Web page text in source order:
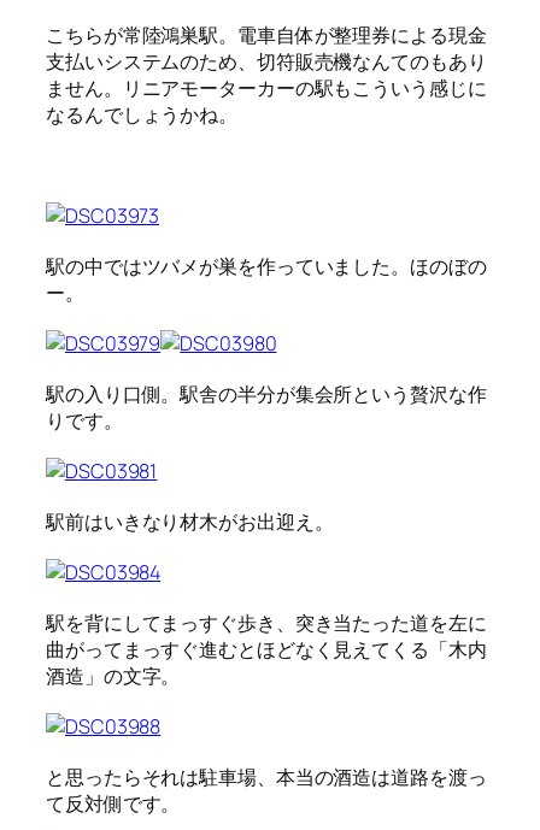
こちらが常陸鴻巣駅。電車自体が整理券による現金
支払いシステムのため、切符販売機なんてのもあり
ません。リニアモーターカーの駅もこういう感じに
なるんでしょうかね。
駅の中ではツバメが巣を作っていました。ほのぼの
ー。
駅の入り口側。駅舎の半分が集会所という贅沢な作
りです。
駅前はいきなり材木がお出迎え。
駅を背にしてまっすぐ歩き、突き当たった道を左に
曲がってまっすぐ進むとほどなく見えてくる「木内
酒造」の文字。
と思ったらそれは駐車場、本当の酒造は道路を渡っ
て反対側です。